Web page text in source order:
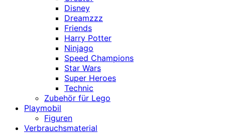
Disney
Dreamzzz
Friends
Harry Potter
Ninjago
Speed Champions
Star Wars
Super Heroes
Technic
Zubehör für Lego
Playmobil
Figuren
Verbrauchsmaterial